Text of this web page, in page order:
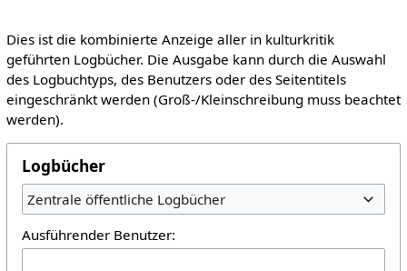
Dies ist die kombinierte Anzeige aller in kulturkritik
geführten Logbücher. Die Ausgabe kann durch die Auswahl
des Logbuchtyps, des Benutzers oder des Seitentitels
eingeschränkt werden (Groß-/Kleinschreibung muss beachtet
werden).
Logbücher
Zentrale öffentliche Logbücher
Ausführender Benutzer: